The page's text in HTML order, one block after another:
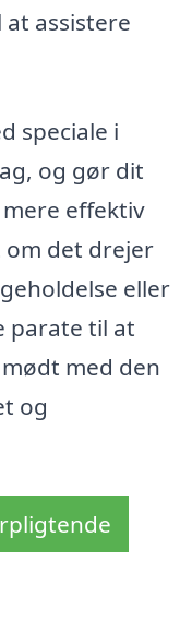
assistere
speciale i
og gør dit
effektiv
om det drejer
eller
parate til at
med den
og